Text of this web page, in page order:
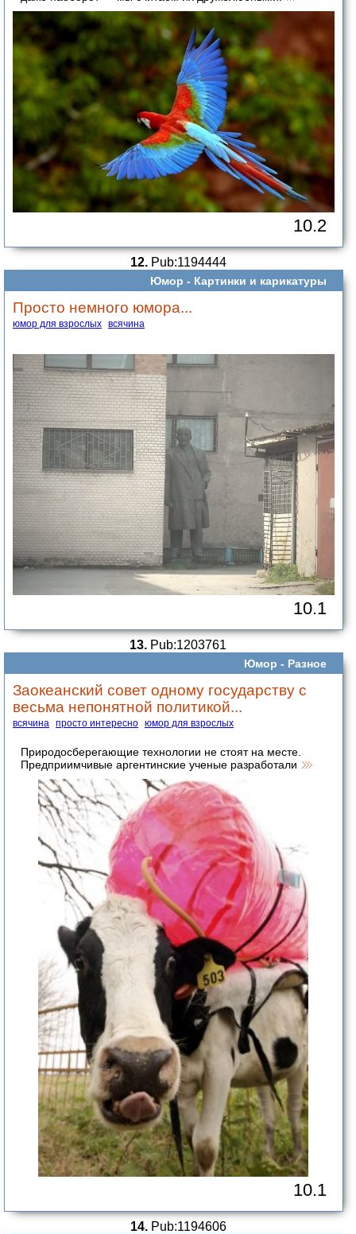
10.2
12.Pub:1194444
Юмор - Картинки и карикатуры
Просто немного юмора...
юмор для взрослых всячина
10.1
13. Pub:1203761
Юмор - Разное
Заокеанский совет одному государству с
весьма непонятной политикой...
всячина просто интересно юмор для взрослых
Природосберегающие технологии не стоят на месте.
Предприимчивые аргентинские ученые разработали
10.1
14.Pub:1194606